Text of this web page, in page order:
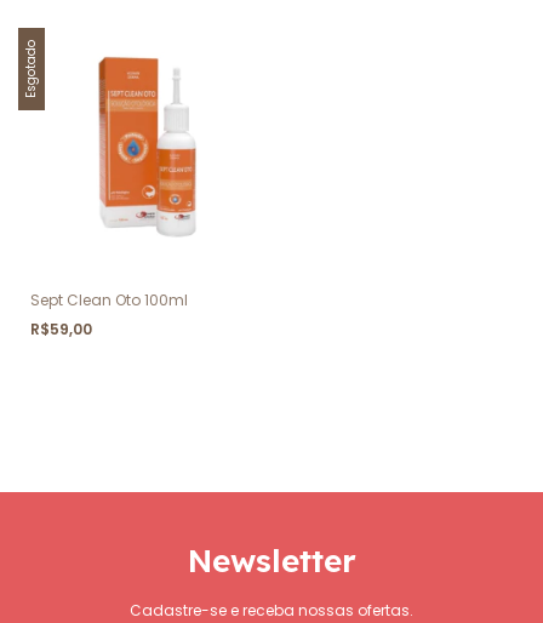
Esgotado
Sept Clean Oto 100ml
R$59,00
Newsletter
Cadastre-se e receba nossas ofertas.